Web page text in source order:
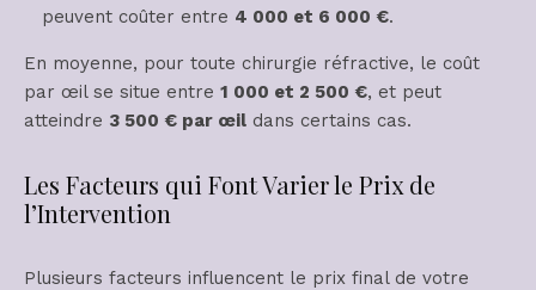
peuvent coûter entre 4 000 et 6 000 €.
En moyenne, pour toute chirurgie réfractive, le coût
par œil se situe entre 1 000 et 2 500 €, et peut
atteindre 3 500 € par œil dans certains cas.
Les Facteurs qui Font Varier le Prix de
l’Intervention
Plusieurs facteurs influencent le prix final de votre